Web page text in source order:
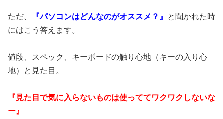
ただ、 『パソコンはどんなのがオススメ？』
と聞かれた時
にはこう答えます。
値段、スペック、キーボードの触り心地（キーの入り心
地）と見た目。
『見た目で気に入らないものは使っててワクワクしないな
ー』